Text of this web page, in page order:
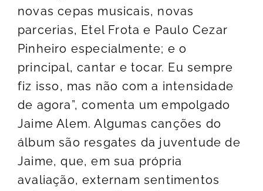
novas cepas musicais, novas
parcerias, Etel Frota e Paulo Cezar
Pinheiro especialmente; e o
principal, cantar e tocar. Eu sempre
fiz isso, mas não com a intensidade
de agora”, comenta um empolgado
Jaime Alem. Algumas canções do
álbum são resgates da juventude de
Jaime, que, em sua própria
avaliação, externam sentimentos